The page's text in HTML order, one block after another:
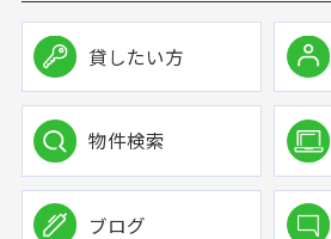
貸したい方
物件検索
ブログ